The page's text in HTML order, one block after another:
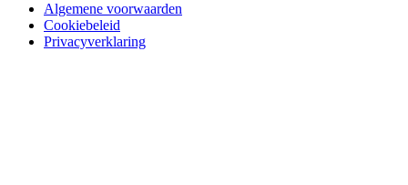
Algemene voorwaarden
Cookiebeleid
Privacyverklaring